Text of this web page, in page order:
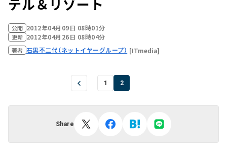
テル＆リゾート
公開 2012年04月09日 08時01分
更新 2012年04月26日 08時04分
著者 石黒不二代（ネットイヤーグループ） [ITmedia]
1 2
Share